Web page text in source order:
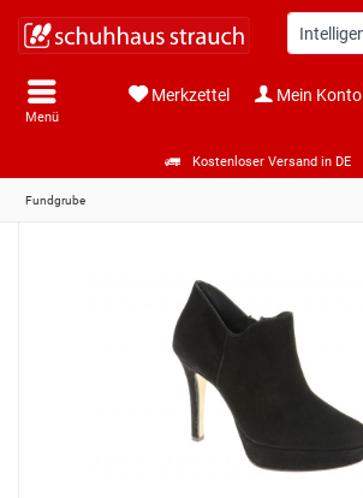
Kostenloser Versand in DE
Menü
Merkzettel Mein Konto
Fundgrube